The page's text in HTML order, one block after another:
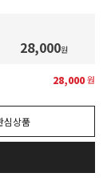
28,000원
28,000원
심상품